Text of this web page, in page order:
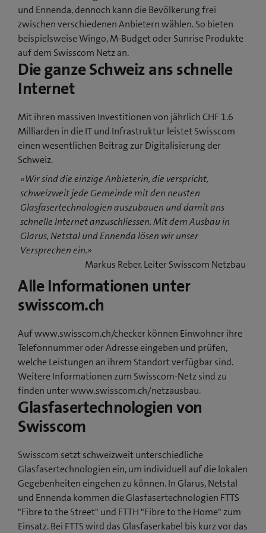
und Ennenda, dennoch kann die Bevölkerung frei
zwischen verschiedenen Anbietern wählen. So bieten
beispielsweise Wingo, M-Budget oder Sunrise Produkte
auf dem Swisscom Netz an.
Die ganze Schweiz ans schnelle
Internet
Mit ihren massiven Investitionen von jährlich CHF 1.6
Milliarden in die IT und Infrastruktur leistet Swisscom
einen wesentlichen Beitrag zur Digitalisierung der
Schweiz.
«Wir sind die einzige Anbieterin, die verspricht,
schweizweit jede Gemeinde mit den neusten
Glasfasertechnologien auszubauen und damit ans
schnelle Internet anzuschliessen. Mit dem Ausbau in
Glarus, Netstal und Ennenda lösen wir unser
Versprechen ein.»
Markus Reber, Leiter Swisscom Netzbau
Alle Informationen unter
swisscom.ch
Auf www.swisscom.ch/checker können Einwohner ihre
Telefonnummer oder Adresse eingeben und prüfen,
welche Leistungen an ihrem Standort verfügbar sind.
Weitere Informationen zum Swisscom-Netz sind zu
finden unter www.swisscom.ch/netzausbau.
Glasfasertechnologien von
Swisscom
Swisscom setzt schweizweit unterschiedliche
Glasfasertechnologien ein, um individuell auf die lokalen
Gegebenheiten eingehen zu können. In Glarus, Netstal
und Ennenda kommen die Glasfasertechnologien FTTS
"Fibre to the Street" und FTTH "Fibre to the Home" zum
Einsatz. Bei FTTS wird das Glasfaserkabel bis kurz vor das